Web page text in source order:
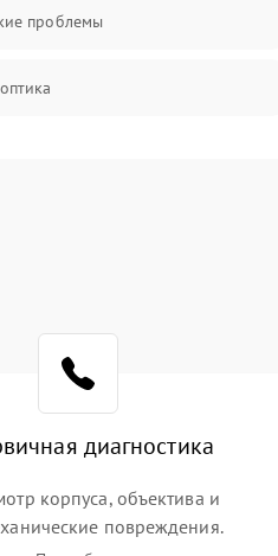
проблемы
и интерфейсы
диагностика
корпуса, объектива и
повреждения.